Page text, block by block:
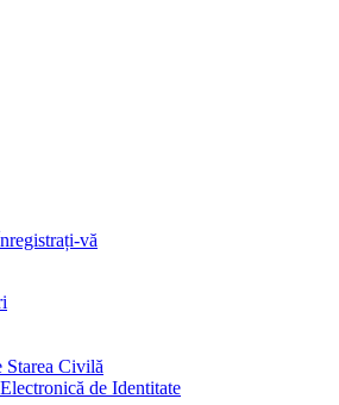
vă
Starea Civilă
de Identitate